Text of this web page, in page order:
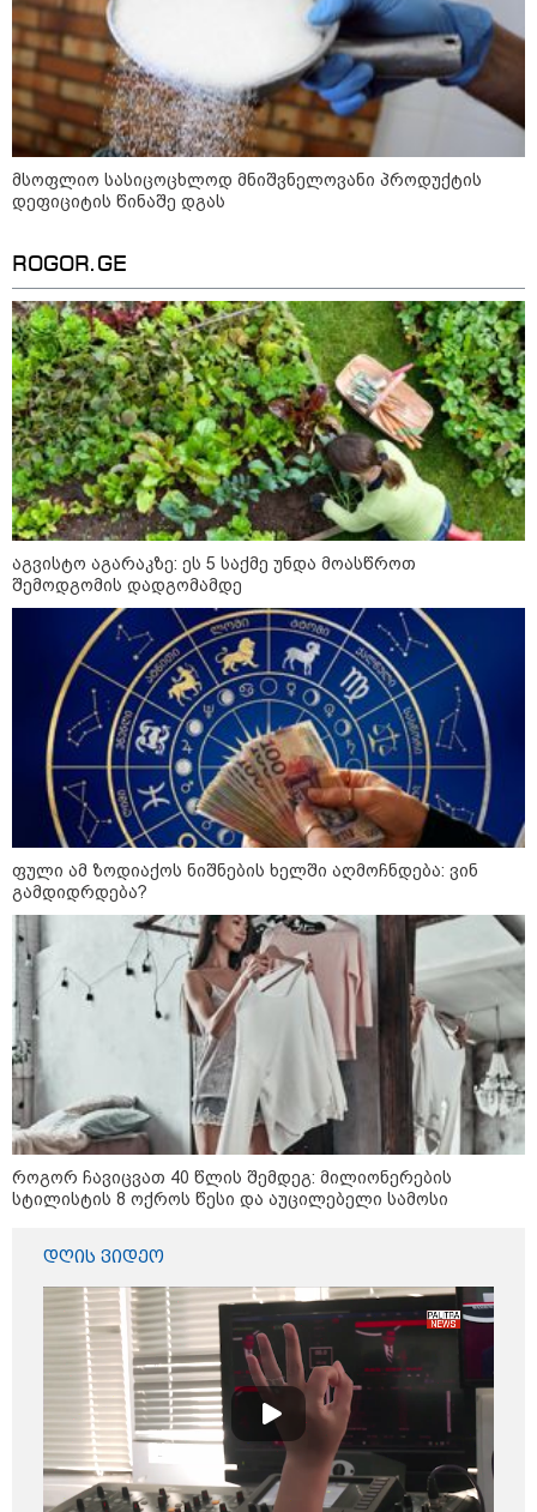
ფული ამ ზოდიაქოს ნიშნების
ხელში აღმოჩნდება: ვინ
გამდიდრდება?
მსოფლიო
13:15 / 08-08-2026
უძველესი სენი და ეპიდემია: აშშ-ში
ერთდროულად კეთრს და ნაწლავურ
ინფექციას ებრძვიან - რა უნდა ვიცოდეთ
და რამდენად სახიფათოა
21:17 / 08-08-2026
აშშ-მა საქართველოში
დაფუძნებული კრიპტოკომპანია
დაასანქცირა
სივრცეში დრონი აფეთქდა" -
ბულგარეთის პრემიერ-მინისტრი
17:13 / 08-08-2026
"დასავლეთმა საქართველო
ჩვენ წინააღმდეგ
გეოპოლიტიკური ბრძოლის
უგუნურ იარაღად გამოიყენა" -
მსოფლიო სასიცოცხლოდ მნიშვნელოვანი პროდუქტის
დეფიციტის წინაშე დგას
ROGOR.GE
აგვისტო აგარაკზე: ეს 5 საქმე უნდა მოასწროთ
შემოდგომის დადგომამდე
ფული ამ ზოდიაქოს ნიშნების ხელში აღმოჩნდება: ვინ
გამდიდრდება?
როგორ ჩავიცვათ 40 წლის შემდეგ: მილიონერების
სტილისტის 8 ოქროს წესი და აუცილებელი სამოსი
დღის ვიდეო